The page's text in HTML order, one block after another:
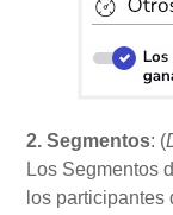
2. Segmentos: (
Los Segmentos
los